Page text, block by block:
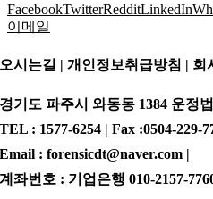
FacebookTwitterRedditLinkedIn
이메일
오시는길 | 개인정보취급방침 | 회
경기도 파주시 와동동 1384 운정
TEL : 1577-6254 | Fax :0504-229-
Email : forensicdt@naver.com |
계좌번호 : 기업은행 010-2157-